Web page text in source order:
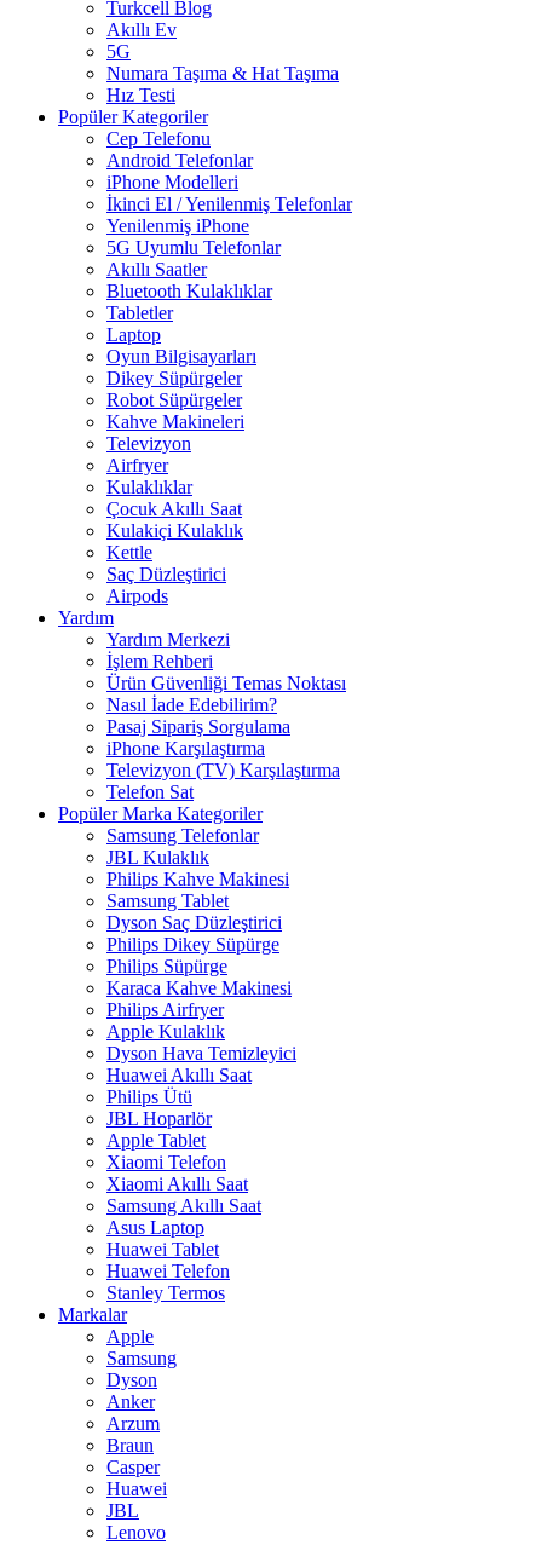
Turkcell Blog
Akıllı Ev
5G
Numara Taşıma & Hat Taşıma
Hız Testi
Popüler Kategoriler
Cep Telefonu
Android Telefonlar
iPhone Modelleri
İkinci El / Yenilenmiş Telefonlar
Yenilenmiş iPhone
5G Uyumlu Telefonlar
Akıllı Saatler
Bluetooth Kulaklıklar
Tabletler
Laptop
Oyun Bilgisayarları
Dikey Süpürgeler
Robot Süpürgeler
Kahve Makineleri
Televizyon
Airfryer
Kulaklıklar
Çocuk Akıllı Saat
Kulakiçi Kulaklık
Kettle
Saç Düzleştirici
Airpods
Yardım
Yardım Merkezi
İşlem Rehberi
Ürün Güvenliği Temas Noktası
Nasıl İade Edebilirim?
Pasaj Sipariş Sorgulama
iPhone Karşılaştırma
Televizyon (TV) Karşılaştırma
Telefon Sat
Popüler Marka Kategoriler
Samsung Telefonlar
JBL Kulaklık
Philips Kahve Makinesi
Samsung Tablet
Dyson Saç Düzleştirici
Philips Dikey Süpürge
Philips Süpürge
Karaca Kahve Makinesi
Philips Airfryer
Apple Kulaklık
Dyson Hava Temizleyici
Huawei Akıllı Saat
Philips Ütü
JBL Hoparlör
Apple Tablet
Xiaomi Telefon
Xiaomi Akıllı Saat
Samsung Akıllı Saat
Asus Laptop
Huawei Tablet
Huawei Telefon
Stanley Termos
Markalar
Apple
Samsung
Dyson
Anker
Arzum
Braun
Casper
Huawei
JBL
Lenovo